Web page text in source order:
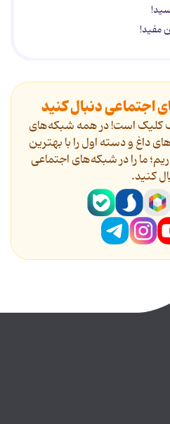
مفید!
اجتماعی دنبال کنید
کلیک است! در همه شبکه‌های
داغ و دسته اول را با بهترین
ما را در شبکه‌های اجتماعی
کنید.